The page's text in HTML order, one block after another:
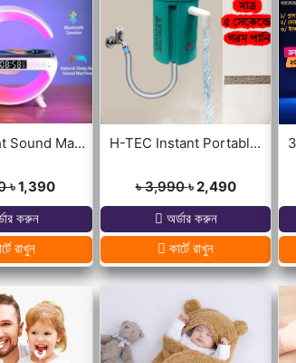
Smart Light Sound Machine G Shape
৳ 1,390
করুন
রাখুন
H-TEC Instant Portable Geyser
৳ 3,990৳ 2,490
অর্ডার করুন
কার্টে রাখুন